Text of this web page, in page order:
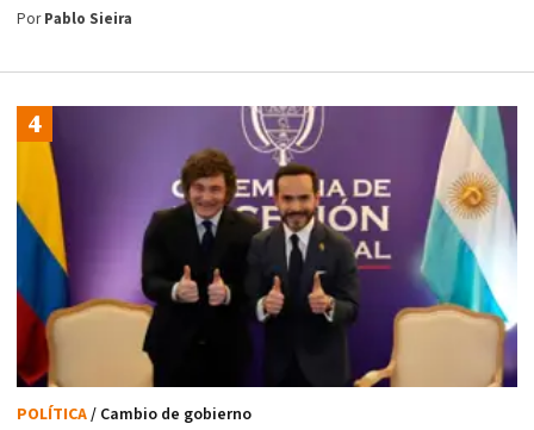
PorPablo Sieira
POLÍTICA/ Cambio de gobierno